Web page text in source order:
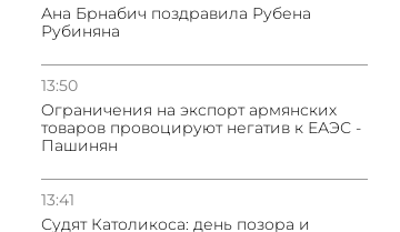
Ана Брнабич поздравила Рубена
Рубиняна
13:50
Oграничения на экспорт армянских
товаров провоцируют негатив к ЕАЭС -
Пашинян
13:41
Судят Католикоса: день позора и